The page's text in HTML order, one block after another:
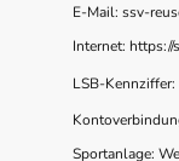
E-Mail: ssv-
Internet:
LSB-Kennziffer:
Sportanlage: